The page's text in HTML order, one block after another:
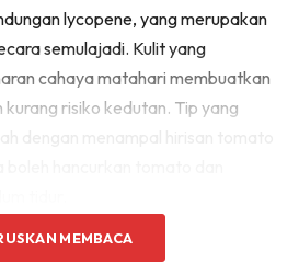
lycopene, yang merupakan
semulajadi. Kulit yang
cahaya matahari membuatkan
risiko kedutan. Tip yang
MEMBACA